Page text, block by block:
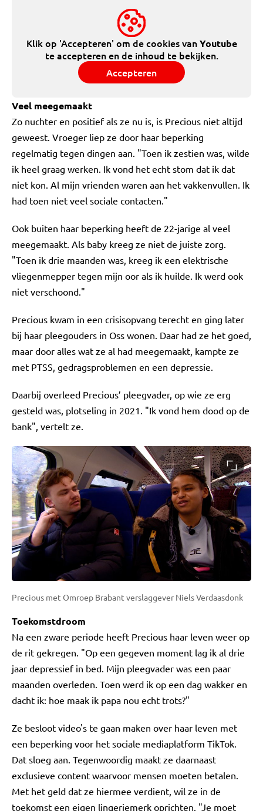
Klik op 'Accepteren' om de cookies vanYoutube
te accepteren en de inhoud te bekijken.
Accepteren
Veel meegemaakt
Zo nuchter en positief als ze nu is, is Precious niet altijd
geweest. Vroeger liep ze door haar beperking
regelmatig tegen dingen aan. "Toen ik zestien was, wilde
ik heel graag werken. Ik vond het echt stom dat ik dat
niet kon. Al mijn vrienden waren aan het vakkenvullen. Ik
had toen niet veel sociale contacten."
Ook buiten haar beperking heeft de 22-jarige al veel
meegemaakt. Als baby kreeg ze niet de juiste zorg.
"Toen ik drie maanden was, kreeg ik een elektrische
vliegenmepper tegen mijn oor als ik huilde. Ik werd ook
niet verschoond."
Precious kwam in een crisisopvang terecht en ging later
bij haar pleegouders in Oss wonen. Daar had ze het goed,
maar door alles wat ze al had meegemaakt, kampte ze
met PTSS, gedragsproblemen en een depressie.
Daarbij overleed Precious’ pleegvader, op wie ze erg
gesteld was, plotseling in 2021. "Ik vond hem dood op de
bank", vertelt ze.
Precious met Omroep Brabant verslaggever Niels Verdaasdonk
Toekomstdroom
Na een zware periode heeft Precious haar leven weer op
de rit gekregen. "Op een gegeven moment lag ik al drie
jaar depressief in bed. Mijn pleegvader was een paar
maanden overleden. Toen werd ik op een dag wakker en
dacht ik: hoe maak ik papa nou echt trots?"
Ze besloot video's te gaan maken over haar leven met
een beperking voor het sociale mediaplatform TikTok.
Dat sloeg aan. Tegenwoordig maakt ze daarnaast
exclusieve content waarvoor mensen moeten betalen.
Met het geld dat ze hiermee verdient, wil ze in de
toekomst een eigen lingeriemerk oprichten. "Je moet